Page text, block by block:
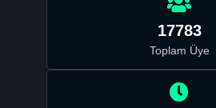
17783
Toplam Üye